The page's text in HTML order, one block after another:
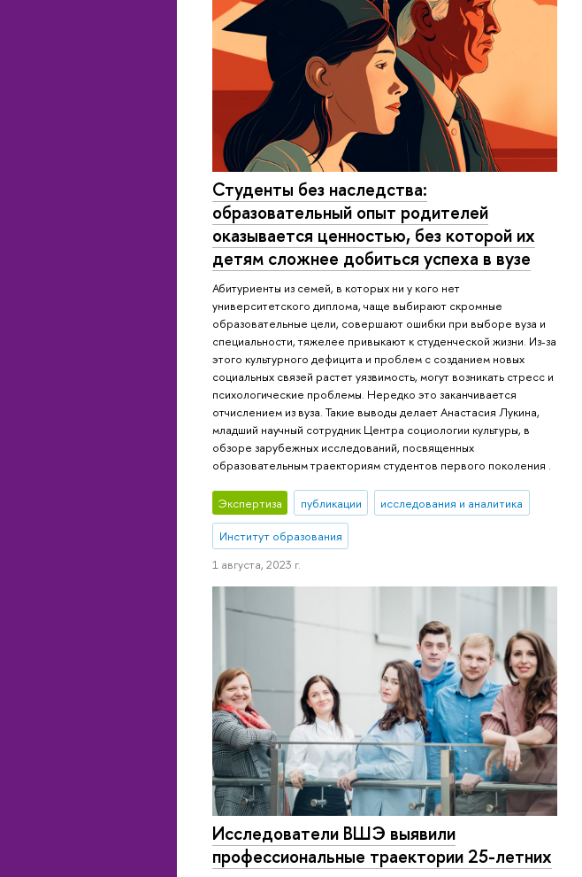
Студенты без наследства:
образовательный опыт родителей
оказывается ценностью, без которой их
детям сложнее добиться успеха в вузе
Абитуриенты из семей, в которых ни у кого нет
университетского диплома, чаще выбирают скромные
образовательные цели, совершают ошибки при выборе вуза и
специальности, тяжелее привыкают к студенческой жизни. Из-за
этого культурного дефицита и проблем с созданием новых
социальных связей растет уязвимость, могут возникать стресс и
психологические проблемы. Нередко это заканчивается
отчислением из вуза. Такие выводы делает Анастасия Лукина,
младший научный сотрудник Центра социологии культуры, в
обзоре зарубежных исследований, посвященных
образовательным траекториям студентов первого поколения .
Экспертиза публикации исследования и аналитика
Институт образования
1 августа, 2023 г.
Исследователи ВШЭ выявили
профессиональные траектории 25-летних